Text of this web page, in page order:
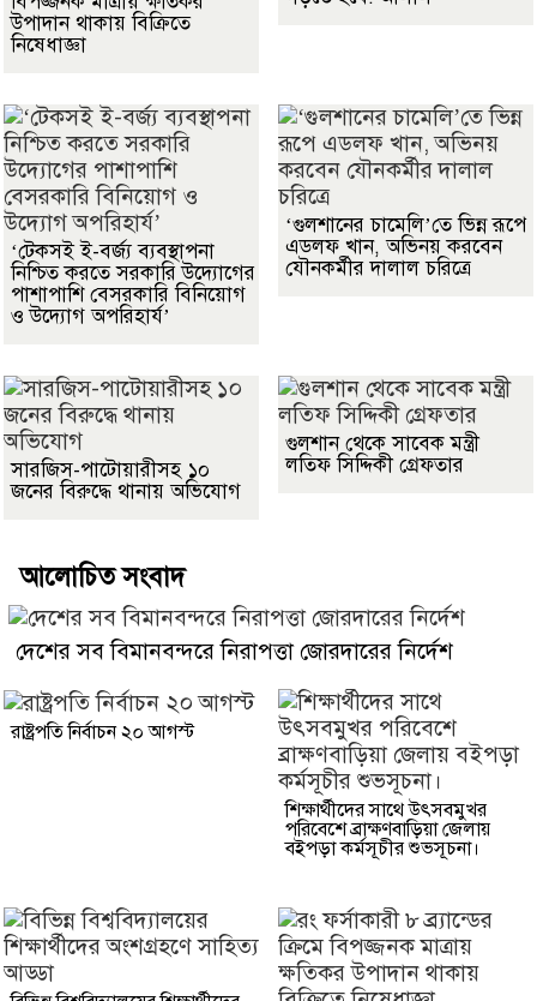
উপাদান থাকায় বিক্রিতে
নিষেধাজ্ঞা
‘টেকসই ই-বর্জ্য ব্যবস্থাপনা
নিশ্চিত করতে সরকারি উদ্যোগের
পাশাপাশি বেসরকারি বিনিয়োগ
ও উদ্যোগ অপরিহার্য’
‘গুলশানের চামেলি’তে ভিন্ন রূপে
এডলফ খান, অভিনয় করবেন
যৌনকর্মীর দালাল চরিত্রে
সারজিস-পাটোয়ারীসহ ১০
জনের বিরুদ্ধে থানায় অভিযোগ
গুলশান থেকে সাবেক মন্ত্রী
লতিফ সিদ্দিকী গ্রেফতার
আলোচিত সংবাদ
দেশের সব বিমানবন্দরে নিরাপত্তা জোরদারের নির্দেশ
রাষ্ট্রপতি নির্বাচন ২০ আগস্ট
শিক্ষার্থীদের সাথে উৎসবমুখর
পরিবেশে ব্রাক্ষণবাড়িয়া জেলায়
বইপড়া কর্মসূচীর শুভসূচনা।